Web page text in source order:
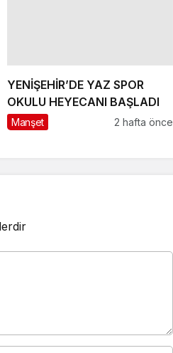
YENİŞEHİR’DE YAZ SPOR
OKULU HEYECANI BAŞLADI
Manşet 2 hafta önce